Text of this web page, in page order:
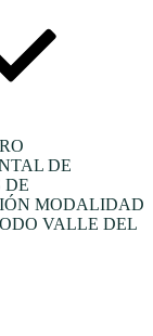
DE
DE
MODALIDAD
VALLE DEL